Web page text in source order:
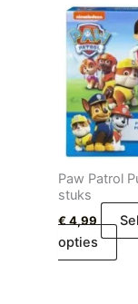
Paw Patrol
stuks
€4,99
opties